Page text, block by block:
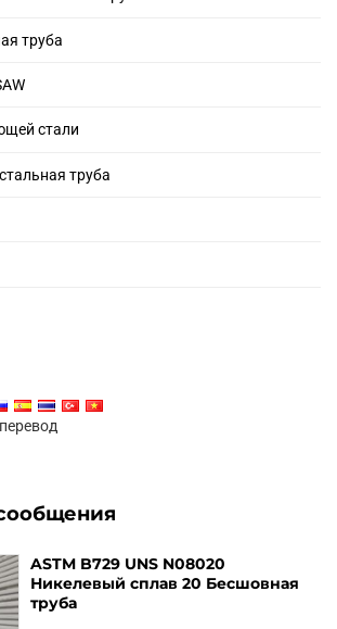
труба
стали
труба
ASTM B729 UNS N08020
Никелевый сплав 20 Бесшовная
труба